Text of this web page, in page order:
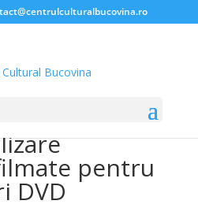
directă
pentru
DVD